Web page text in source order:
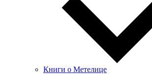
Книги о Метелице